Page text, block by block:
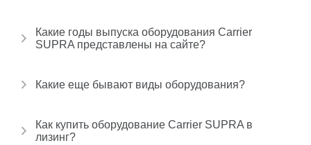
Какие годы выпуска оборудования Carrier
SUPRA представлены на сайте?
Какие еще бывают виды оборудования?
Как купить оборудование Carrier SUPRA в
лизинг?